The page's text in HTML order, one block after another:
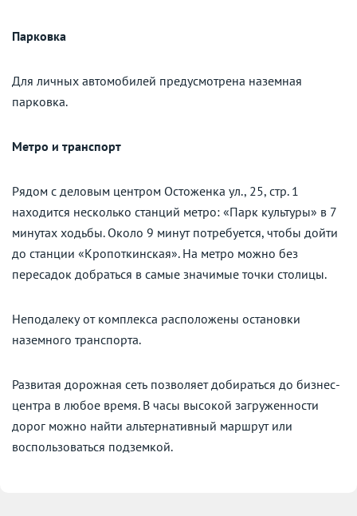
Парковка
Для личных автомобилей предусмотрена наземная
парковка.
Метро и транспорт
Рядом с деловым центром Остоженка ул., 25, стр. 1
находится несколько станций метро: «Парк культуры» в 7
минутах ходьбы. Около 9 минут потребуется, чтобы дойти
до станции «Кропоткинская». На метро можно без
пересадок добраться в самые значимые точки столицы.
Неподалеку от комплекса расположены остановки
наземного транспорта.
Развитая дорожная сеть позволяет добираться до бизнес-
центра в любое время. В часы высокой загруженности
дорог можно найти альтернативный маршрут или
воспользоваться подземкой.